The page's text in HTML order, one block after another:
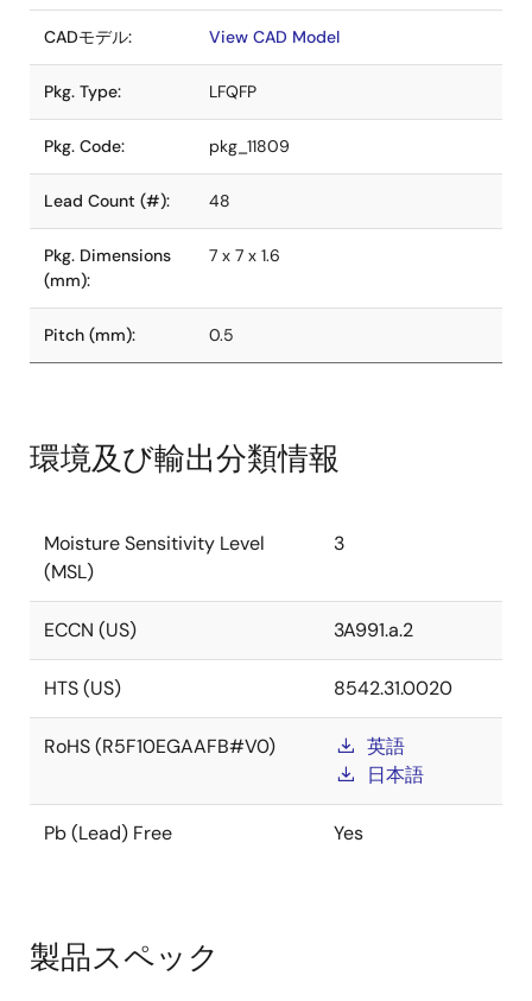
CADモデル: View CAD Model
Pkg. Type: LFQFP
Pkg. Code: pkg_11809
Lead Count (#): 48
Pkg. Dimensions
(mm):
7 x 7 x 1.6
Pitch (mm): 0.5
環境及び輸出分類情報
Moisture Sensitivity Level
(MSL)
3
ECCN (US) 3A991.a.2
HTS (US) 8542.31.0020
RoHS (R5F10EGAAFB#V0)
英語
日本語
Pb (Lead) Free Yes
製品スペック